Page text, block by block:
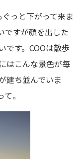
っと下がって来ま
ですが顔を出した
です。COOは散歩
はこんな景色が毎
建ち並んでいま
。